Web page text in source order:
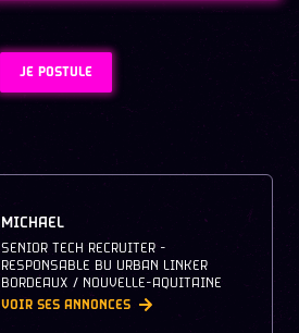
JE POSTULE
MICHAEL
SENIOR TECH RECRUITER -
RESPONSABLE BU URBAN LINKER
BORDEAUX / NOUVELLE-AQUITAINE
VOIR SES ANNONCES